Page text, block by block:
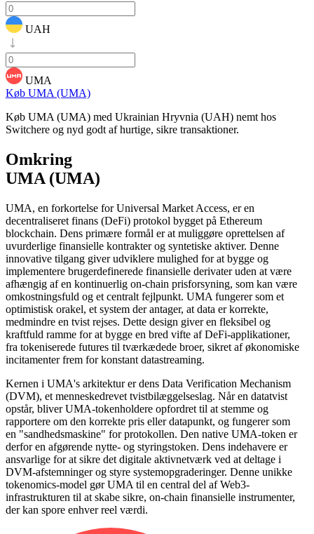
UAH
UMA
Køb UMA (UMA)
Køb UMA (UMA) med Ukrainian Hryvnia (UAH) nemt hos
Switchere og nyd godt af hurtige, sikre transaktioner.
Omkring
UMA (UMA)
UMA, en forkortelse for Universal Market Access, er en
decentraliseret finans (DeFi) protokol bygget på Ethereum
blockchain. Dens primære formål er at muliggøre oprettelsen af
uvurderlige finansielle kontrakter og syntetiske aktiver. Denne
innovative tilgang giver udviklere mulighed for at bygge og
implementere brugerdefinerede finansielle derivater uden at være
afhængig af en kontinuerlig on-chain prisforsyning, som kan være
omkostningsfuld og et centralt fejlpunkt. UMA fungerer som et
optimistisk orakel, et system der antager, at data er korrekte,
medmindre en tvist rejses. Dette design giver en fleksibel og
kraftfuld ramme for at bygge en bred vifte af DeFi-applikationer,
fra tokeniserede futures til tværkædede broer, sikret af økonomiske
incitamenter frem for konstant datastreaming.
Kernen i UMA's arkitektur er dens Data Verification Mechanism
(DVM), et menneskedrevet tvistbilæggelseslag. Når en datatvist
opstår, bliver UMA-tokenholdere opfordret til at stemme og
rapportere om den korrekte pris eller datapunkt, og fungerer som
en "sandhedsmaskine" for protokollen. Den native UMA-token er
derfor en afgørende nytte- og styringstoken. Dens indehavere er
ansvarlige for at sikre det digitale aktivnetværk ved at deltage i
DVM-afstemninger og styre systemopgraderinger. Denne unikke
tokenomics-model gør UMA til en central del af Web3-
infrastrukturen til at skabe sikre, on-chain finansielle instrumenter,
der kan spore enhver reel værdi.